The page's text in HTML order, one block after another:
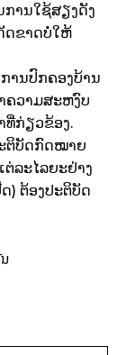
ການໃຊ້ສຽງດັງ
ດຂາດບໍ່ໃຫ້
ານປົກຄອງບ້ານ
ຄວາມສະຫງົບ
ທີ່ກ່ຽວຂ້ອງ.
ຕິບັດກົດໝາຍ
ລະໄລຍະຢ່າງ
) ຕ້ອງປະຕິບັດ